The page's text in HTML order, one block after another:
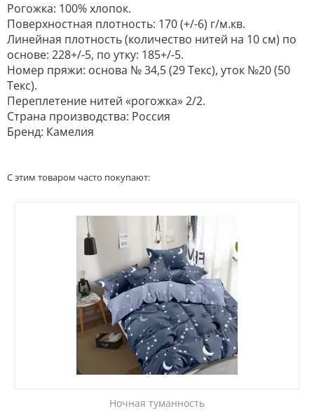
Рогожка: 100% хлопок.
Поверхностная плотность: 170 (+/-6) г/м.кв.
Линейная плотность (количество нитей на 10 см) по
основе: 228+/-5, по утку: 185+/-5.
Номер пряжи: основа № 34,5 (29 Текс), уток №20 (50
Текс).
Переплетение нитей «рогожка» 2/2.
Страна производства: Россия
Бренд: Камелия
С этим товаром часто покупают:
Ночная туманность